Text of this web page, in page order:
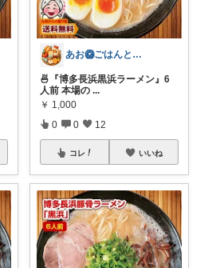
あお🥝ごはんとおともたち🥭
🍜『博多長浜黒浜ラーメン』6
人前 本場の ...
￥ 1,000
0 0 12
コレ いいね